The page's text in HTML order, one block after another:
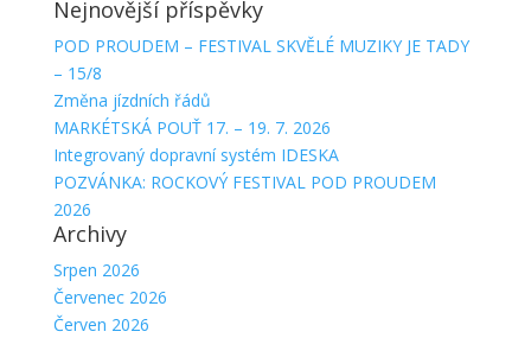
Nejnovější příspěvky
POD PROUDEM – FESTIVAL SKVĚLÉ MUZIKY JE TADY
– 15/8
Změna jízdních řádů
MARKÉTSKÁ POUŤ 17. – 19. 7. 2026
Integrovaný dopravní systém IDESKA
POZVÁNKA: ROCKOVÝ FESTIVAL POD PROUDEM
2026
Archivy
Srpen 2026
Červenec 2026
Červen 2026